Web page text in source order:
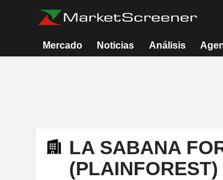
Mercado Noticias Análisis
LA SABANA
(PLAINFOREST)